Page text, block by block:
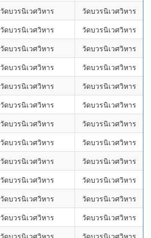
วัดบวรนิเวศวิหาร
วัดบวรนิเวศวิหาร
วัดบวรนิเวศวิหาร
วัดบวรนิเวศวิหาร
วัดบวรนิเวศวิหาร
วัดบวรนิเวศวิหาร
วัดบวรนิเวศวิหาร
วัดบวรนิเวศวิหาร
วัดบวรนิเวศวิหาร
วัดบวรนิเวศวิหาร
วัดบวรนิเวศวิหาร
วัดบวรนิเวศวิหาร
วัดบวรนิเวศวิหาร
วัดบวรนิเวศวิหาร
วัดบวรนิเวศวิหาร
วัดบวรนิเวศวิหาร
วัดบวรนิเวศวิหาร
วัดบวรนิเวศวิหาร
วัดบวรนิเวศวิหาร
วัดบวรนิเวศวิหาร
วัดบวรนิเวศวิหาร
วัดบวรนิเวศวิหาร
วัดบวรนิเวศวิหาร
วัดบวรนิเวศวิหาร
วัดบวรนิเวศวิหาร
วัดบวรนิเวศวิหาร